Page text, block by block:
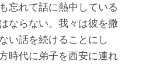
忘れて話に熱中している
ならない。我々は彼を撒
い話を続けることにし
時代に弟子を西安に連れ